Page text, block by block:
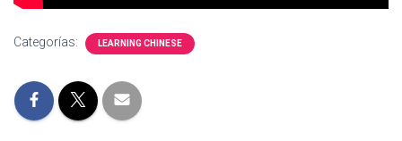
Categorías: LEARNING CHINESE